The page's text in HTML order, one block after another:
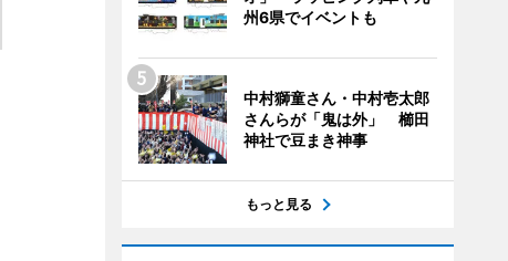
州6県でイベントも
中村獅童さん・中村壱太郎
さんらが「鬼は外」 櫛田
神社で豆まき神事
もっと見る